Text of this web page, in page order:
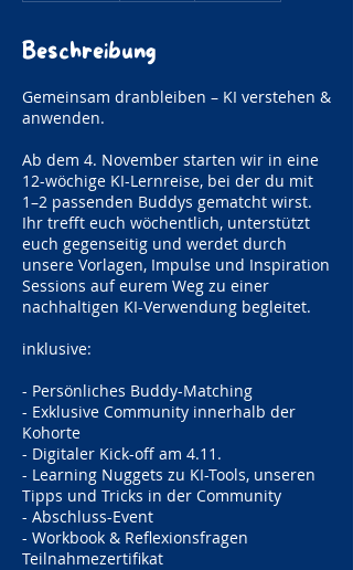
n
d
t
Beschreibung
Gemeinsam dranbleiben – KI verstehen &
anwenden.
Ab dem 4. November starten wir in eine
12-wöchige KI-Lernreise, bei der du mit
1–2 passenden Buddys gematcht wirst.
Ihr trefft euch wöchentlich, unterstützt
euch gegenseitig und werdet durch
unsere Vorlagen, Impulse und Inspiration
Sessions auf eurem Weg zu einer
nachhaltigen KI-Verwendung begleitet.
inklusive:
- Persönliches Buddy-Matching
- Exklusive Community innerhalb der
Kohorte
- Digitaler Kick-off am 4.11.
- Learning Nuggets zu KI-Tools, unseren
Tipps und Tricks in der Community
- Abschluss-Event
- Workbook & Reflexionsfragen
Teilnahmezertifikat